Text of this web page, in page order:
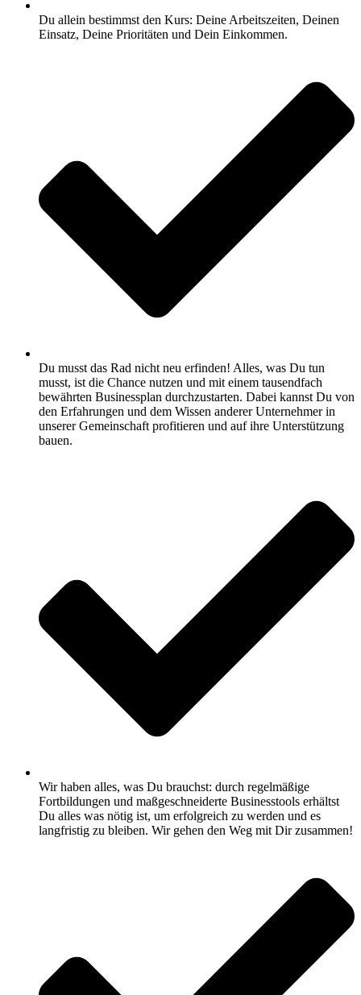
Du allein bestimmst den Kurs: Deine Arbeitszeiten, Deinen
Einsatz, Deine Prioritäten und Dein Einkommen.
Du musst das Rad nicht neu erfinden! Alles, was Du tun
musst, ist die Chance nutzen und mit einem tausendfach
bewährten Businessplan durchzustarten. Dabei kannst Du von
den Erfahrungen und dem Wissen anderer Unternehmer in
unserer Gemeinschaft profitieren und auf ihre Unterstützung
bauen.
Wir haben alles, was Du brauchst: durch regelmäßige
Fortbildungen und maßgeschneiderte Businesstools erhältst
Du alles was nötig ist, um erfolgreich zu werden und es
langfristig zu bleiben. Wir gehen den Weg mit Dir zusammen!